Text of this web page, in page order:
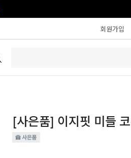
회원가입
[사은품] 이지핏 미들